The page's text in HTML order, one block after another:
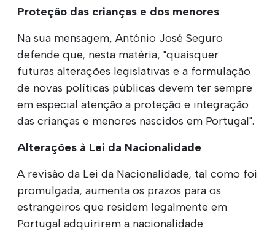
Proteção das crianças e dos menores
Na sua mensagem, António José Seguro
defende que, nesta matéria, "quaisquer
futuras alterações legislativas e a formulação
de novas políticas públicas devem ter sempre
em especial atenção a proteção e integração
das crianças e menores nascidos em Portugal".
Alterações à Lei da Nacionalidade
A revisão da Lei da Nacionalidade, tal como foi
promulgada, aumenta os prazos para os
estrangeiros que residem legalmente em
Portugal adquirirem a nacionalidade